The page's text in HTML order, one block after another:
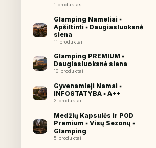
1 produktas
Glamping Nameliai ▪︎
Apšiltinti ▪︎ Daugiasluoksnė
siena
11 produktai
Glamping PREMIUM ▪︎
Daugiasluoksnė siena
10 produktai
Gyvenamieji Namai ▪︎
INFOSTATYBA ▪︎ A++
2 produktai
Medžių Kapsulės ir POD
Premium ▪︎ Visų Sezonų ▪︎
Glamping
5 produktai